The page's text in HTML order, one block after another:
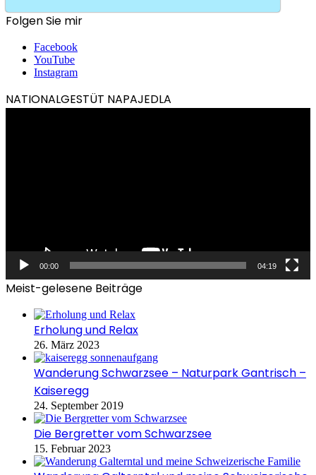
Folgen Sie mir
Facebook
YouTube
Instagram
NATIONALGESTÜT NAPAJEDLA
00:00 04:19
Meist-gelesene Beiträge
Erholung und Relax
26. März 2023
Wanderung Schwarzsee – Naturpark Gantrisch –
Kaiseregg
24. September 2019
Die Bergretter vom Schwarzsee
15. Februar 2023